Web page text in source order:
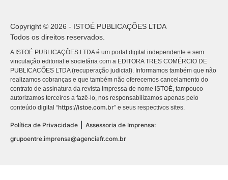
Copyright © 2026 - ISTOÉ PUBLICAÇÕES LTDA
Todos os direitos reservados.
A ISTOÉ PUBLICAÇÕES LTDA é um portal digital independente e sem
vinculação editorial e societária com a EDITORA TRES COMÉRCIO DE
PUBLICACÕES LTDA (recuperação judicial). Informamos também que não
realizamos cobranças e que também não oferecemos cancelamento do
contrato de assinatura da revista impressa de nome ISTOÉ, tampouco
autorizamos terceiros a fazê-lo, nos responsabilizamos apenas pelo
conteúdo digital “https://istoe.com.br” e seus respectivos sites.
Política de Privacidade
Assessoria de Imprensa:
grupoentre.imprensa@agenciafr.com.br